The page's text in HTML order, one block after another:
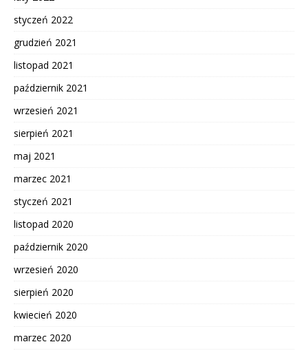
styczeń 2022
grudzień 2021
listopad 2021
październik 2021
wrzesień 2021
sierpień 2021
maj 2021
marzec 2021
styczeń 2021
listopad 2020
październik 2020
wrzesień 2020
sierpień 2020
kwiecień 2020
marzec 2020